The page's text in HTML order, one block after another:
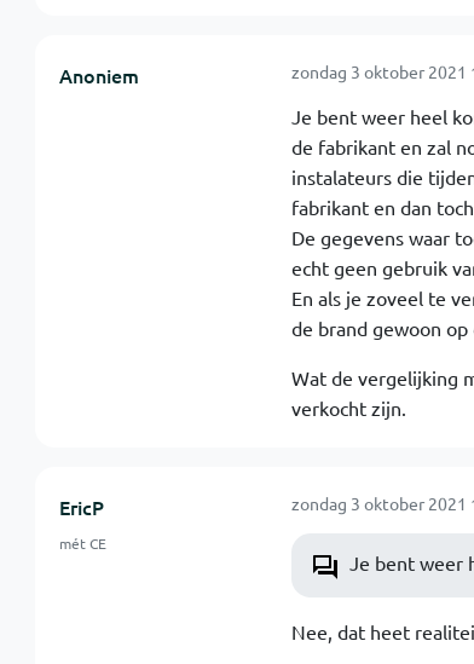
Anoniem zondag 3 oktober 2021
Je bent weer heel
de fabrikant en zal
instalateurs die
fabrikant en dan
De gegevens waar
echt geen gebruik
En als je zoveel te
de brand gewoon
Wat de vergelijking
verkocht zijn.
EricP
mét CE
zondag 3 oktober 2021
Je bent weer
Nee, dat heet